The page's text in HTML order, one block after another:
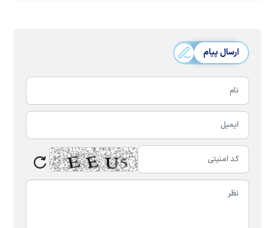
ارسال پیام